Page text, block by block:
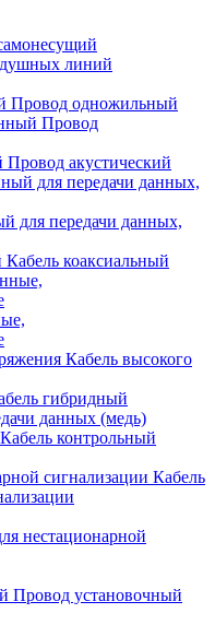
линий
Провод одножильный
Провод
Провод акустический
для передачи данных,
Кабель коаксиальный
Кабель высокого
гибридный
данных (медь)
Кабель контрольный
Кабель
нестационарной
Провод установочный